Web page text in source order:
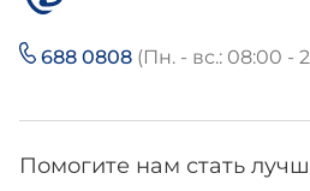
688 0808 (Пн. - вс.: 08:00 -
Помогите нам стать